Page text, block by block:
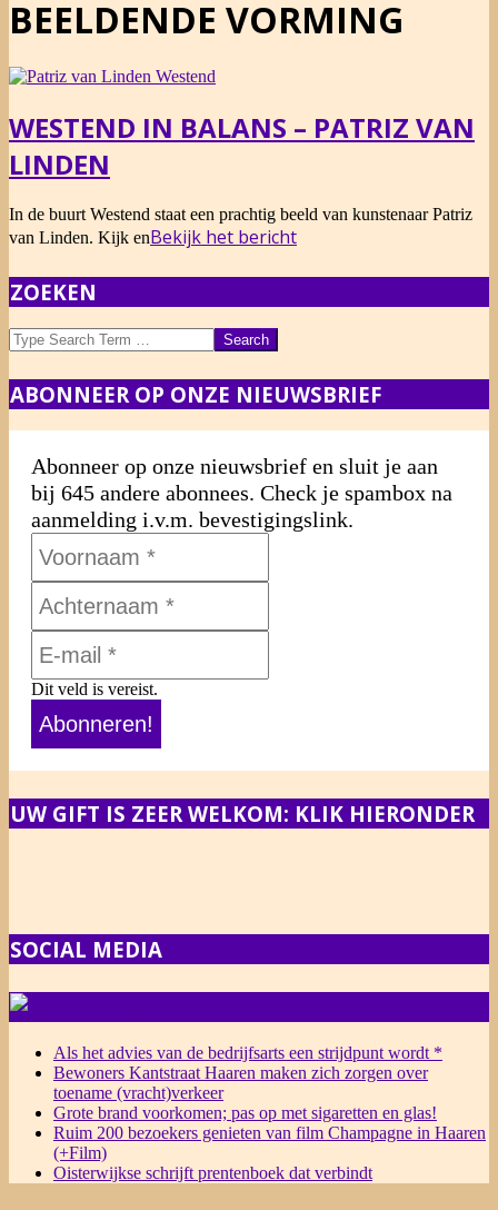
BEELDENDE VORMING
WESTEND IN BALANS – PATRIZ VAN
LINDEN
2014-
01-
In de buurt Westend staat een prachtig beeld van kunstenaar Patriz
van Linden. Kijk enBekijk het bericht
ZOEKEN
Search
ABONNEER OP ONZE NIEUWSBRIEF
Abonneer op onze nieuwsbrief en sluit je aan
bij 645 andere abonnees. Check je spambox na
aanmelding i.v.m. bevestigingslink.
Dit veld is vereist.
UW GIFT IS ZEER WELKOM: KLIK HIERONDER
SOCIAL MEDIA
Als het advies van de bedrijfsarts een strijdpunt wordt *
Bewoners Kantstraat Haaren maken zich zorgen over
toename (vracht)verkeer
Grote brand voorkomen; pas op met sigaretten en glas!
Ruim 200 bezoekers genieten van film Champagne in Haaren
(+Film)
Oisterwijkse schrijft prentenboek dat verbindt